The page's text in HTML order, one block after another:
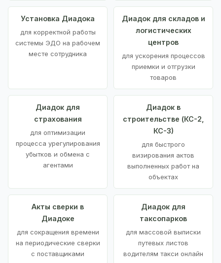
Установка Диадока
для корректной работы
системы ЭДО на рабочем
месте сотрудника
Диадок для складов и
логистических
центров
для ускорения процессов
приемки и отгрузки
товаров
Диадок для
страхования
для оптимизации
процесса урегулирования
убытков и обмена с
агентами
Диадок в
строительстве (КС-2,
КС-3)
для быстрого
визирования актов
выполненных работ на
объектах
Акты сверки в
Диадоке
для сокращения времени
на периодические сверки
с поставщиками
Диадок для
таксопарков
для массовой выписки
путевых листов
водителям такси онлайн